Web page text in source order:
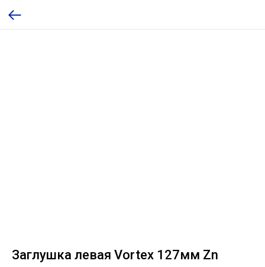
Заглушка левая Vortex 127мм Zn